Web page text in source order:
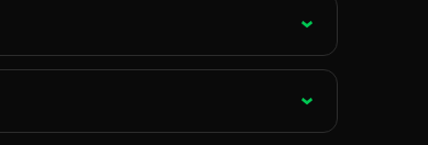
dakikada bir otomatik olarak